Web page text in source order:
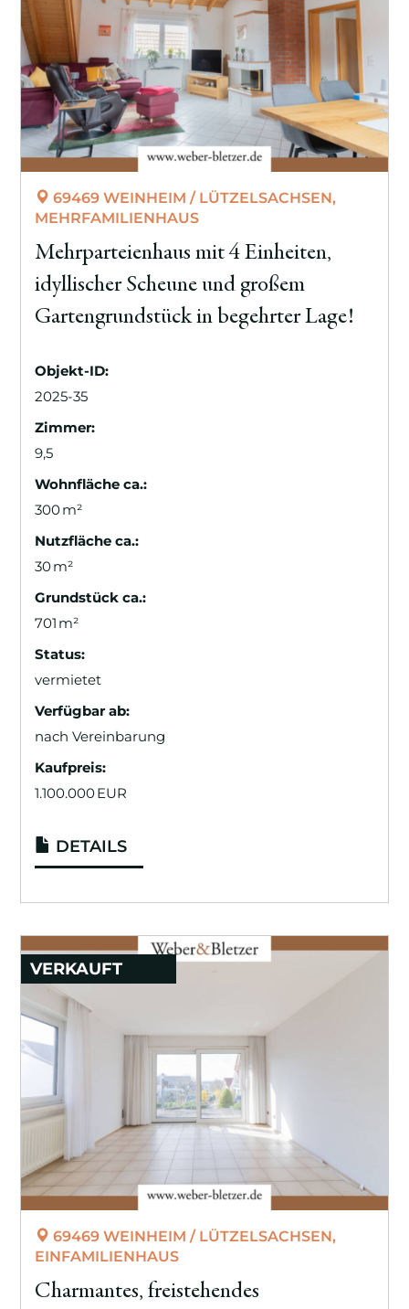
69469 WEINHEIM / LÜTZELSACHSEN,
MEHRFAMILIENHAUS
Mehrparteienhaus mit 4 Einheiten,
idyllischer Scheune und großem
Gartengrundstück in begehrter Lage!
Objekt-ID:
2025-35
Zimmer:
9,5
Wohnfläche ca.:
300 m²
Nutzfläche ca.:
30 m²
Grund­stück ca.:
701 m²
Status:
vermietet
Verfügbar ab:
nach Vereinbarung
Kaufpreis:
1.100.000 EUR
DETAILS
VERKAUFT
69469 WEINHEIM / LÜTZELSACHSEN,
EINFAMILIENHAUS
Charmantes, freistehendes